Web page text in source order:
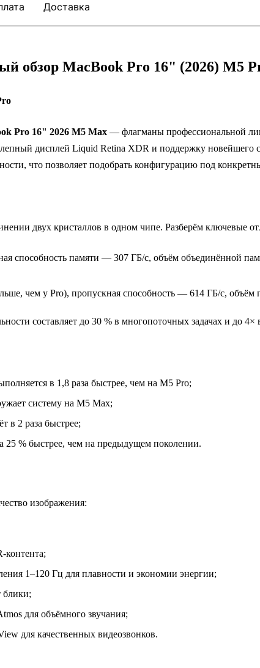
Доставка
обзор MacBook Pro 16" (2026) M5
Pro 16" 2026 M5 Max — флагманы профессиональной
дисплей Liquid Retina XDR и поддержку
что позволяет подобрать конфигурацию под
двух кристаллов в одном чипе. Разберём ключевые
способность памяти — 307 ГБ/с, объём объединённой
чем у Pro), пропускная способность — 614 ГБ/с,
составляет до 30 % в многопоточных задачах и до 4×
в 1,8 раза быстрее, чем на M5 Pro;
систему на M5 Max;
в 2 раза быстрее;
25 % быстрее, чем на предыдущем поколении.
изображения:
1–120 Гц для плавности и экономии энергии;
блики;
для объёмного звучания;
для качественных видеозвонков.